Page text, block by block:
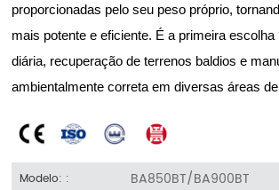
proporcionadas pelo seu peso próprio,
mais potente e eficiente. É a primeira
diária, recuperação de terrenos baldios e
ambientalmente correta em diversas áreas
Modelo: : BA850BT/BA900BT